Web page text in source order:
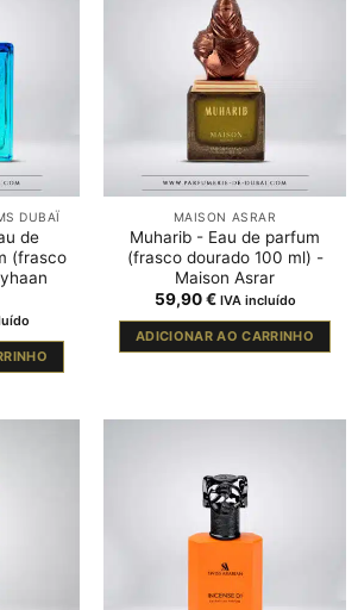
DUBAÏ
de
(frasco
MAISON ASRAR
Muharib - Eau de parfum
(frasco dourado 100 ml) -
Maison Asrar
59,90€ IVA incluído
ADICIONAR AO CARRINHO